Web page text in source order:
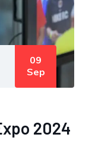
09
Sep
2024